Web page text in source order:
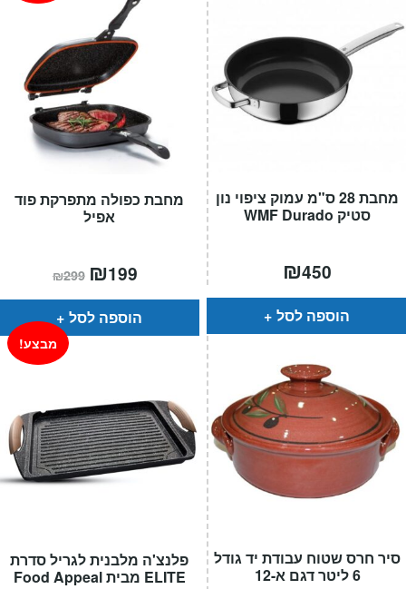
מחבת כפולה מתפרקת פוד
אפיל
₪299 המחיר
המקורי
היה:
₪299.
₪199
הוא:
הוספה לסל
מחבת 28 ס"מ עמוק ציפוי נון
סטיק WMF Durado
₪450
הוספה לסל
פלנצ'ה מלבנית לגריל סדרת
ELITE מבית Food Appeal
מבצע!
סיר חרס שטוח עבודת יד גודל
6 ליטר דגם א-12